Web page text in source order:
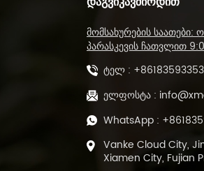
საჭრელი
მანქანა DL-
ავტომატური
და
მომსახურების საათები:
პარასკევის ჩათვლით
ტელ :
ელფოსტა :
WhatsApp :
Vanke Cloud City,
Xiamen City, Fujian